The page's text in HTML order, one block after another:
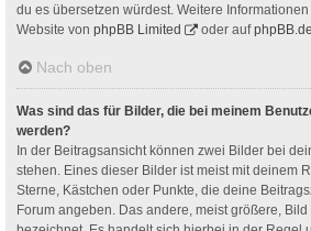
du es übersetzen würdest. Weitere
Website von phpBB Limited oder aufphpBB.de
Nach oben
Was sind das für Bilder, die bei meinem
werden?
In der Beitragsansicht können zwei Bilder bei
stehen. Eines dieser Bilder ist meist mit deinem
Sterne, Kästchen oder Punkte, die deine
Forum angeben. Das andere, meist größere, Bild